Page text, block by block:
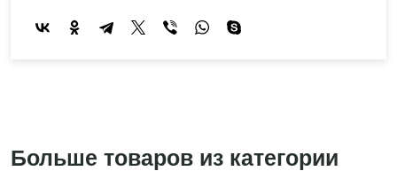
Больше товаров из категории